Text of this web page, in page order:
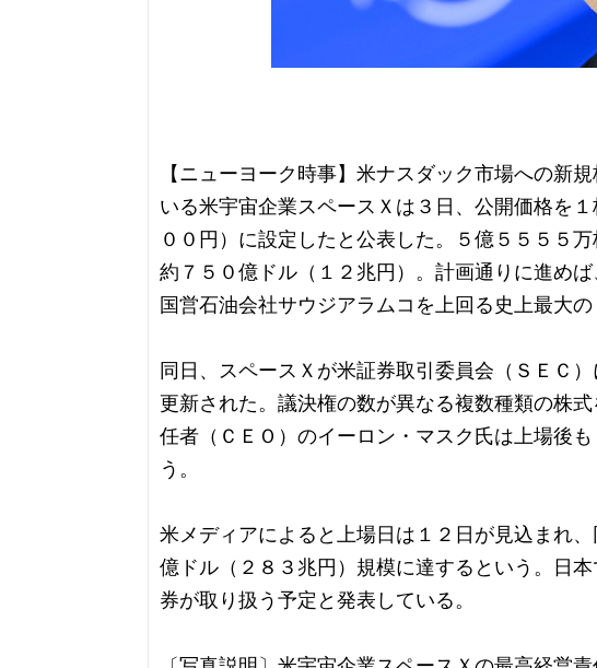
【ニューヨーク時事】米ナスダック市場への新
いる米宇宙企業スペースＸは３日、公開価格を
００円）に設定したと公表した。５億５５５５
約７５０億ドル（１２兆円）。計画通りに進め
国営石油会社サウジアラムコを上回る史上最大の
同日、スペースＸが米証券取引委員会（ＳＥＣ
更新された。議決権の数が異なる複数種類の株
任者（ＣＥＯ）のイーロン・マスク氏は上場後
う。
米メディアによると上場日は１２日が見込まれ
億ドル（２８３兆円）規模に達するという。日
券が取り扱う予定と発表している。